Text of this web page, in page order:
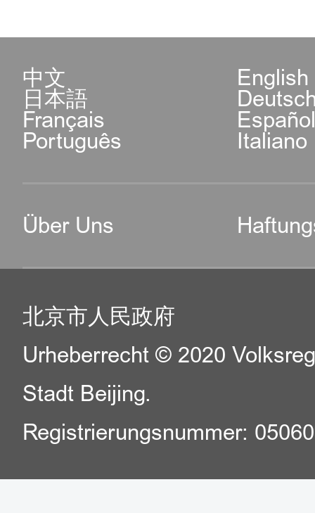
中文 English
日本語
Français
Português Italiano
Über Uns
北京市人民政府
Urheberrecht © 2020
Stadt Beijing.
Registrierungsnummer: